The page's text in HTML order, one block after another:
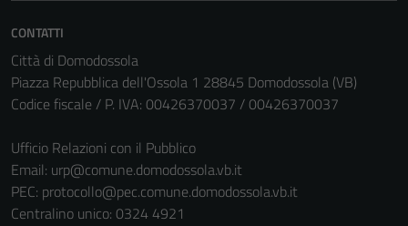
CONTATTI
Città di Domodossola
Piazza Repubblica dell'Ossola 1 28845 Domodossola (VB)
Codice fiscale / P. IVA: 00426370037 / 00426370037
Ufficio Relazioni con il Pubblico
Email: urp@comune.domodossola.vb.it
PEC: protocollo@pec.comune.domodossola.vb.it
Centralino unico: 0324 4921